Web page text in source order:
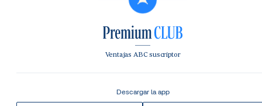
Ventajas ABC suscriptor
Descargar la app